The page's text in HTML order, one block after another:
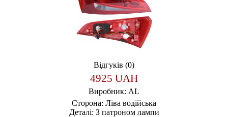
Відгуків (0)
4925 UAH
Виробник: AL
Сторона: Ліва водійська
Деталі: З патроном лампи